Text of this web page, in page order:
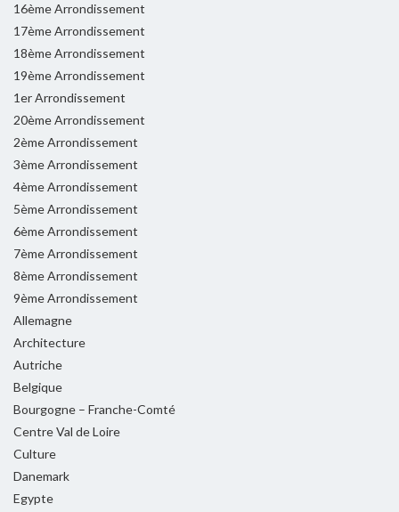
16ème Arrondissement
17ème Arrondissement
18ème Arrondissement
19ème Arrondissement
1er Arrondissement
20ème Arrondissement
2ème Arrondissement
3ème Arrondissement
4ème Arrondissement
5ème Arrondissement
6ème Arrondissement
7ème Arrondissement
8ème Arrondissement
9ème Arrondissement
Allemagne
Architecture
Autriche
Belgique
Bourgogne – Franche-Comté
Centre Val de Loire
Culture
Danemark
Egypte